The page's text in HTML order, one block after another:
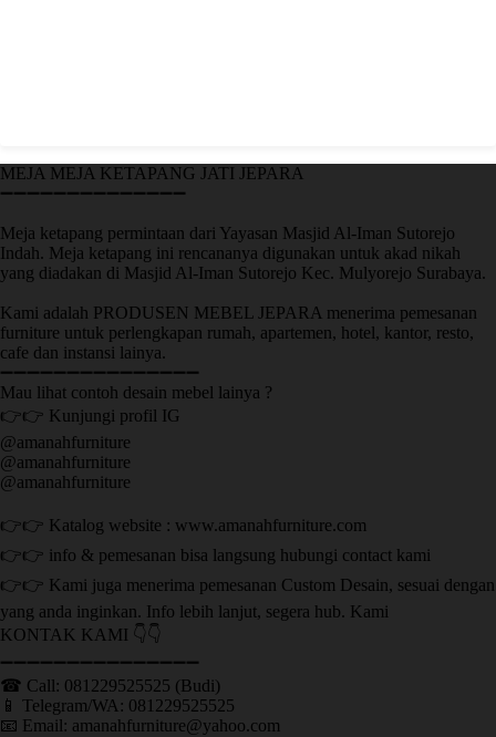
MEJA MEJA KETAPANG JATI JEPARA
➖➖➖➖➖➖➖➖➖➖➖➖➖➖
Meja ketapang permintaan dari Yayasan Masjid Al-Iman Sutorejo
Indah. Meja ketapang ini rencananya digunakan untuk akad nikah
yang diadakan di Masjid Al-Iman Sutorejo Kec. Mulyorejo Surabaya.
Kami adalah PRODUSEN MEBEL JEPARA menerima pemesanan
furniture untuk perlengkapan rumah, apartemen, hotel, kantor, resto,
cafe dan instansi lainya.
➖➖➖➖➖➖➖➖➖➖➖➖➖➖➖
Mau lihat contoh desain mebel lainya ?
👉👉 Kunjungi profil IG
@amanahfurniture
@amanahfurniture
@amanahfurniture
👉👉 Katalog website : www.amanahfurniture.com
👉👉 info & pemesanan bisa langsung hubungi contact kami
👉👉 Kami juga menerima pemesanan Custom Desain, sesuai dengan
yang anda inginkan. Info lebih lanjut, segera hub. Kami
KONTAK KAMI 👇👇
➖➖➖➖➖➖➖➖➖➖➖➖➖➖➖ ㅤ
☎ Call: 081229525525 (Budi)
📱 Telegram/WA: 081229525525
📧 Email: amanahfurniture@yahoo.com